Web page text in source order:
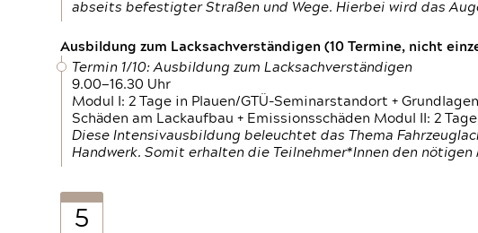
abseits befestigter Straßen und Wege. Hierbei wird das
Ausbildung zum Lacksachverständigen (10 Termine, nicht
Termin 1/10: Ausbildung zum Lacksachverständigen
9.00—16.30 Uhr
Modul I: 2 Tage in Plauen/GTÜ-Seminarstandort +
Schäden am Lackaufbau + Emissionsschäden Modul II: 2
Diese Intensivausbildung beleuchtet das Thema
Handwerk. Somit erhalten die Teilnehmer*Innen den
5